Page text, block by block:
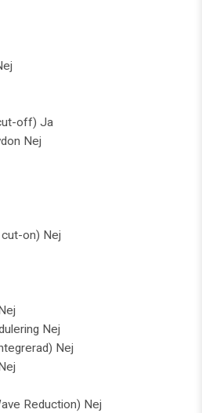
off) Ja
Nej
on) Nej
Nej
Nej
Reduction) Nej